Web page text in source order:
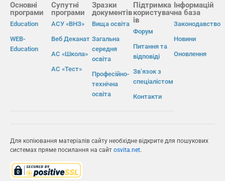
Основні
програми
Education
WEB-
Education
Супутні
програми
АСУ «ВНЗ»
Веб Деканат
АС «Школа»
АС «Тест»
Зразки
документів
Вища освіта
Загальна
середня
освіта
Професійно-
технічна
освіта
Підтримка
користувач
ів
Форум
Питання та
відповіді
Зв’язок з
спеціалістом
Контакти
Інформацій
на база
Законодавство
Новини
Оновлення
Для копіювання матеріалів сайту необхідне відкрите для пошукових
системах пряме посилання на сайт osvita.net.